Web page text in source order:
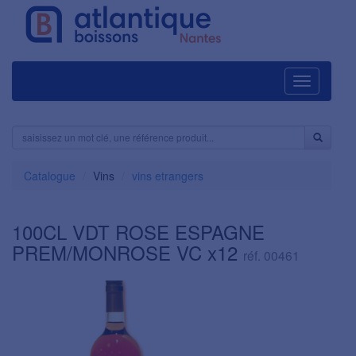
Navigation
Catalogue Vins vins etrangers
100CL VDT ROSE ESPAGNE
PREM/MONROSE VC x12 réf. 00461